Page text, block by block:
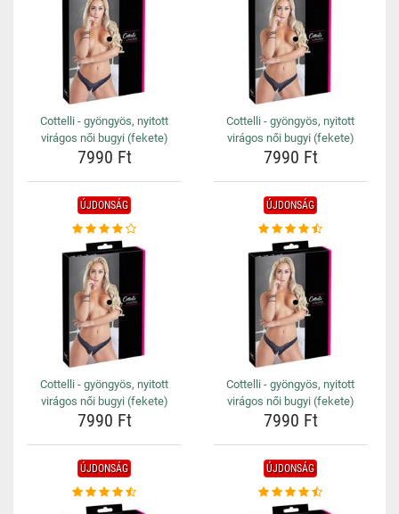
Cottelli - gyöngyös, nyitott
virágos női bugyi (fekete)
7990 Ft
Cottelli - gyöngyös, nyitott
virágos női bugyi (fekete)
7990 Ft
ÚJDONSÁG
Cottelli - gyöngyös, nyitott
virágos női bugyi (fekete)
7990 Ft
ÚJDONSÁG
Cottelli - gyöngyös, nyitott
virágos női bugyi (fekete)
7990 Ft
ÚJDONSÁG ÚJDONSÁG